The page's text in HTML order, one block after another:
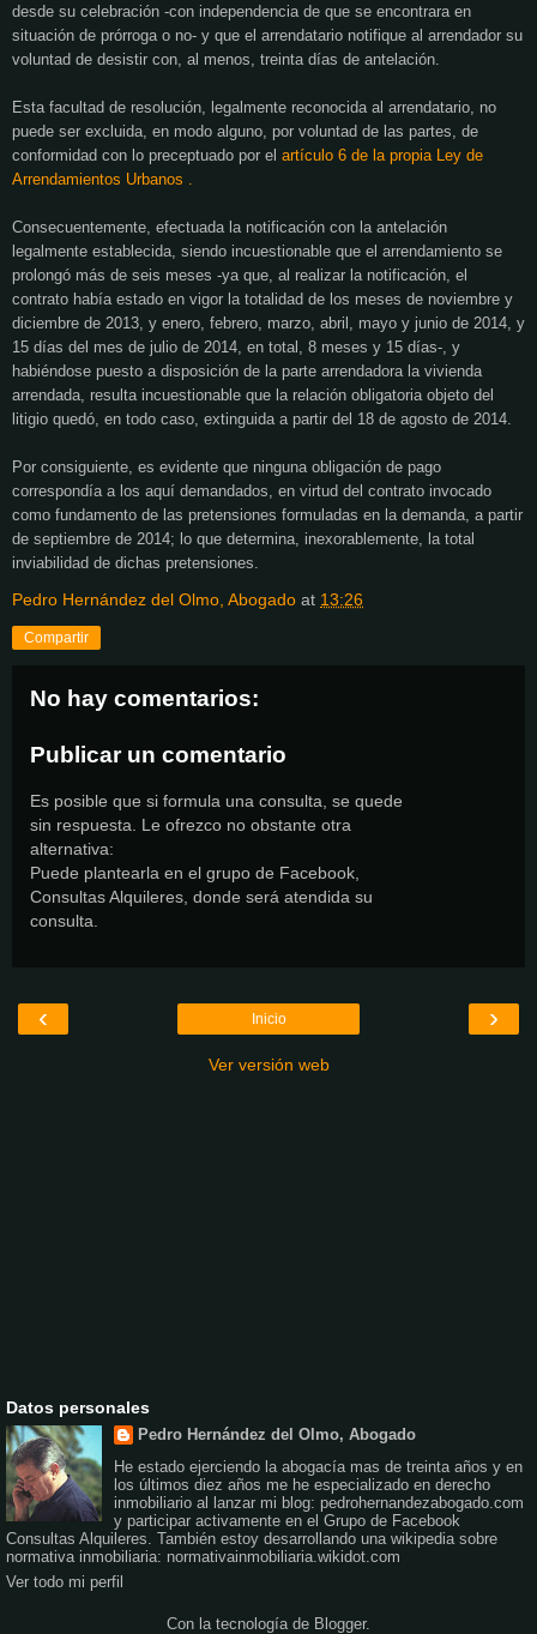
desde su celebración -con independencia de que se encontrara en
situación de prórroga o no- y que el arrendatario notifique al arrendador su
voluntad de desistir con, al menos, treinta días de antelación.
Esta facultad de resolución, legalmente reconocida al arrendatario, no
puede ser excluida, en modo alguno, por voluntad de las partes, de
conformidad con lo preceptuado por el artículo 6 de la propia Ley de
Arrendamientos Urbanos .
Consecuentemente, efectuada la notificación con la antelación
legalmente establecida, siendo incuestionable que el arrendamiento se
prolongó más de seis meses -ya que, al realizar la notificación, el
contrato había estado en vigor la totalidad de los meses de noviembre y
diciembre de 2013, y enero, febrero, marzo, abril, mayo y junio de 2014, y
15 días del mes de julio de 2014, en total, 8 meses y 15 días-, y
habiéndose puesto a disposición de la parte arrendadora la vivienda
arrendada, resulta incuestionable que la relación obligatoria objeto del
litigio quedó, en todo caso, extinguida a partir del 18 de agosto de 2014.
Por consiguiente, es evidente que ninguna obligación de pago
correspondía a los aquí demandados, en virtud del contrato invocado
como fundamento de las pretensiones formuladas en la demanda, a partir
de septiembre de 2014; lo que determina, inexorablemente, la total
inviabilidad de dichas pretensiones.
Pedro Hernández del Olmo, Abogado at 13:26
Compartir
No hay comentarios:
Publicar un comentario
Es posible que si formula una consulta, se quede
sin respuesta. Le ofrezco no obstante otra
alternativa:
Puede plantearla en el grupo de Facebook,
Consultas Alquileres, donde será atendida su
consulta.
‹ ›
Inicio
Ver versión web
Datos personales
Pedro Hernández del Olmo, Abogado
He estado ejerciendo la abogacía mas de treinta años y en
los últimos diez años me he especializado en derecho
inmobiliario al lanzar mi blog: pedrohernandezabogado.com
y participar activamente en el Grupo de Facebook
Consultas Alquileres. También estoy desarrollando una wikipedia sobre
normativa inmobiliaria: normativainmobiliaria.wikidot.com
Ver todo mi perfil
Con la tecnología de Blogger.